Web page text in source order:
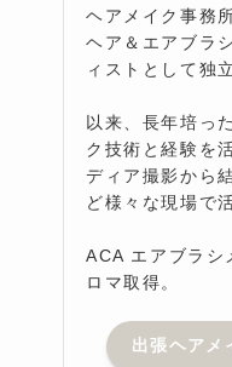
ヘアメイク事務
ヘア＆エアブラ
ィストとして独立
以来、長年培っ
ク技術と経験を
ディア撮影から
ど様々な現場で
ACA エアブラシ
ロマ取得。
出張ヘアメ